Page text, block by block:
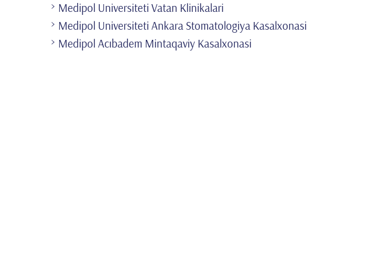
Medipol Universiteti Vatan Klinikalari
Medipol Universiteti Ankara Stomatologiya Kasalxonasi
Medipol Acıbadem Mintaqaviy Kasalxonasi